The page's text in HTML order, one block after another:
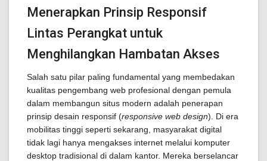
Menerapkan Prinsip Responsif
Lintas Perangkat untuk
Menghilangkan Hambatan Akses
Salah satu pilar paling fundamental yang membedakan
kualitas pengembang web profesional dengan pemula
dalam membangun situs modern adalah penerapan
prinsip desain responsif (responsive web design). Di era
mobilitas tinggi seperti sekarang, masyarakat digital
tidak lagi hanya mengakses internet melalui komputer
desktop tradisional di dalam kantor. Mereka berselancar